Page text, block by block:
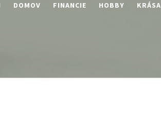
DOMOV FINANCIE HOBBY KRÁSA